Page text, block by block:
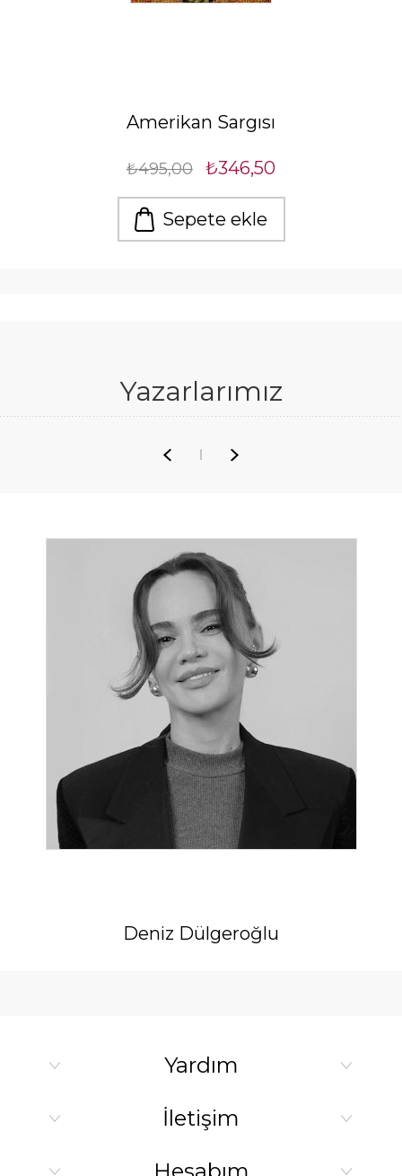
Amerikan Sargısı
₺495,00 ₺346,50
Sepete ekle
Yazarlarımız
Deniz Dülgeroğlu
Yardım
İletişim
Hesabım